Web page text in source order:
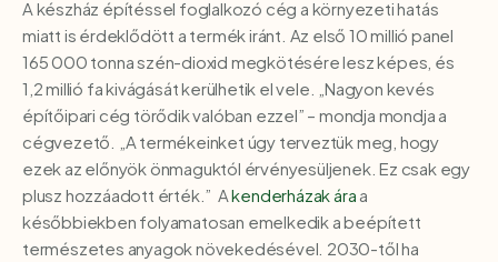
A készház építéssel foglalkozó cég a környezeti hatás
miatt is érdeklődött a termék iránt. Az első 10 millió panel
165 000 tonna szén-dioxid megkötésére lesz képes, és
1,2 millió fa kivágását kerülhetik el vele. „Nagyon kevés
építőipari cég törődik valóban ezzel” – mondja mondja a
cégvezető. „A termékeinket úgy terveztük meg, hogy
ezek az előnyök önmaguktól érvényesüljenek. Ez csak egy
plusz hozzáadott érték.” Akenderházak ára a
későbbiekben folyamatosan emelkedik a beépített
természetes anyagok növekedésével. 2030-től ha